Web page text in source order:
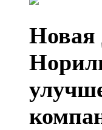
Новая